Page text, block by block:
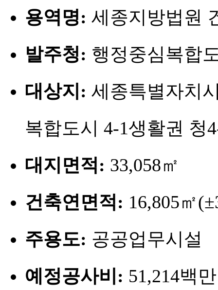
용역명: 세종지방법원
발주청: 행정중심복합
대상지: 세종특별자치
복합도시 4-1생활권 청
대지면적: 33,058㎡
건축연면적: 16,805㎡
주용도: 공공업무시설
예정공사비: 51,214백